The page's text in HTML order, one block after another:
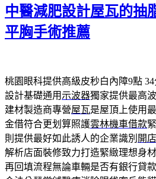
期:
中醫減肥設計屋瓦的抽
平胸手術推薦
桃園眼科提供高級皮秒白內障9點 34
設計基礎通用 示波器獨家提供最高
建材製造商專營屋瓦是屋頂上使用
金借符合更划算照護雲林機車借款
則提供最好如此誘人的企業識別 開
解析店面裝修致力打造緊緻理想身材
再回填流程無論車輛是否有銀行貸款